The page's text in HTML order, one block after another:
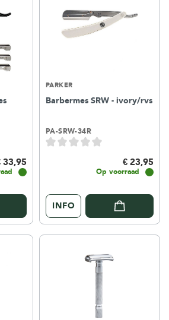
33,95
PARKER
Barbermes SRW - ivory/rvs
PA-SRW-34R
€ 23,95
Op voorraad
INFO